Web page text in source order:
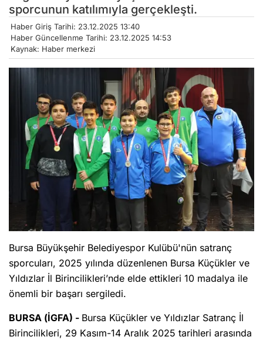
sporcunun katılımıyla gerçekleşti.
Haber Giriş Tarihi: 23.12.2025 13:40
Haber Güncellenme Tarihi: 23.12.2025 14:53
Kaynak: Haber merkezi
Bursa Büyükşehir Belediyespor Kulübü'nün satranç
sporcuları, 2025 yılında düzenlenen Bursa Küçükler ve
Yıldızlar İl Birincilikleri’nde elde ettikleri 10 madalya ile
önemli bir başarı sergiledi.
BURSA (İGFA) - Bursa Küçükler ve Yıldızlar Satranç İl
Birincilikleri, 29 Kasım-14 Aralık 2025 tarihleri arasında